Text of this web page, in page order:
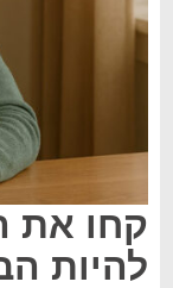
קחו את
להיות